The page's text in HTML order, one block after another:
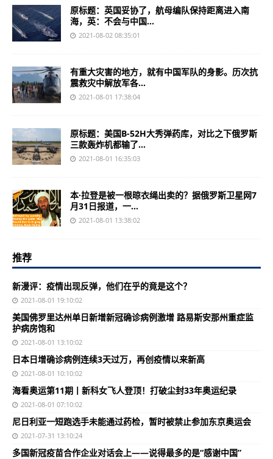
原标题：英国妥协了，航母编队保持距离进入南
海，英：不会与中国...
2021-08-02 08:35:01
有重大灾害的地方，就有中国军队的身影。历次抗
震救灾中解放军各...
2021-08-01 17:38:04
原标题：美国B-52H大秀弹药库，对比之下俄罗斯
三款轰炸机都输了...
2021-08-01 16:35:03
本·拉登是被一根晾衣绳出卖的？据俄罗斯卫星网7
月31日报道，一...
2021-08-01 13:38:02
推荐
新漫评：疫情出现反弹，他们在乎的竟是这个？
2021-08-01 19:10:02
美国佛罗里达州单日新增新冠确诊病例激增 路易斯安那州重症监
护病房饱和
2021-08-01 13:10:02
日本日增确诊病例连续3天过万，再创疫情以来新高
2021-08-01 10:10:02
海看奥运第11期丨新科女飞人登顶！打破尘封33年奥运纪录
2021-08-01 07:10:02
尼日利亚一短跑选手未能通过药检，暂时被禁止参加东京奥运会
2021-07-31 13:10:24
多国新冠疫苗合作企业对话会上——说得最多的是“感谢中国”